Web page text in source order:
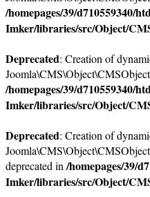
/homepages/39/d710559340/
Imker/libraries/src/Object/
Deprecated: Creation of
/homepages/39/d710559340/
Imker/libraries/src/Object/
Deprecated: Creation of
deprecated in /homepages/39/
Imker/libraries/src/Object/